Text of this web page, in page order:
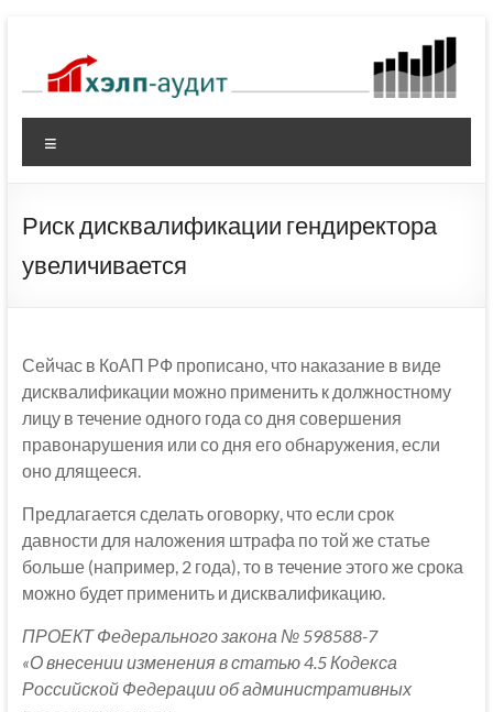
содержимому
Риск дисквалификации гендиректора
увеличивается
Сейчас в КоАП РФ прописано, что наказание в виде
дисквалификации можно применить к должностному
лицу в течение одного года со дня совершения
правонарушения или со дня его обнаружения, если
оно длящееся.
Предлагается сделать оговорку, что если срок
давности для наложения штрафа по той же статье
больше (например, 2 года), то в течение этого же срока
можно будет применить и дисквалификацию.
ПРОЕКТ Федерального закона № 598588-7
«О внесении изменения в статью 4.5 Кодекса
Российской Федерации об административных